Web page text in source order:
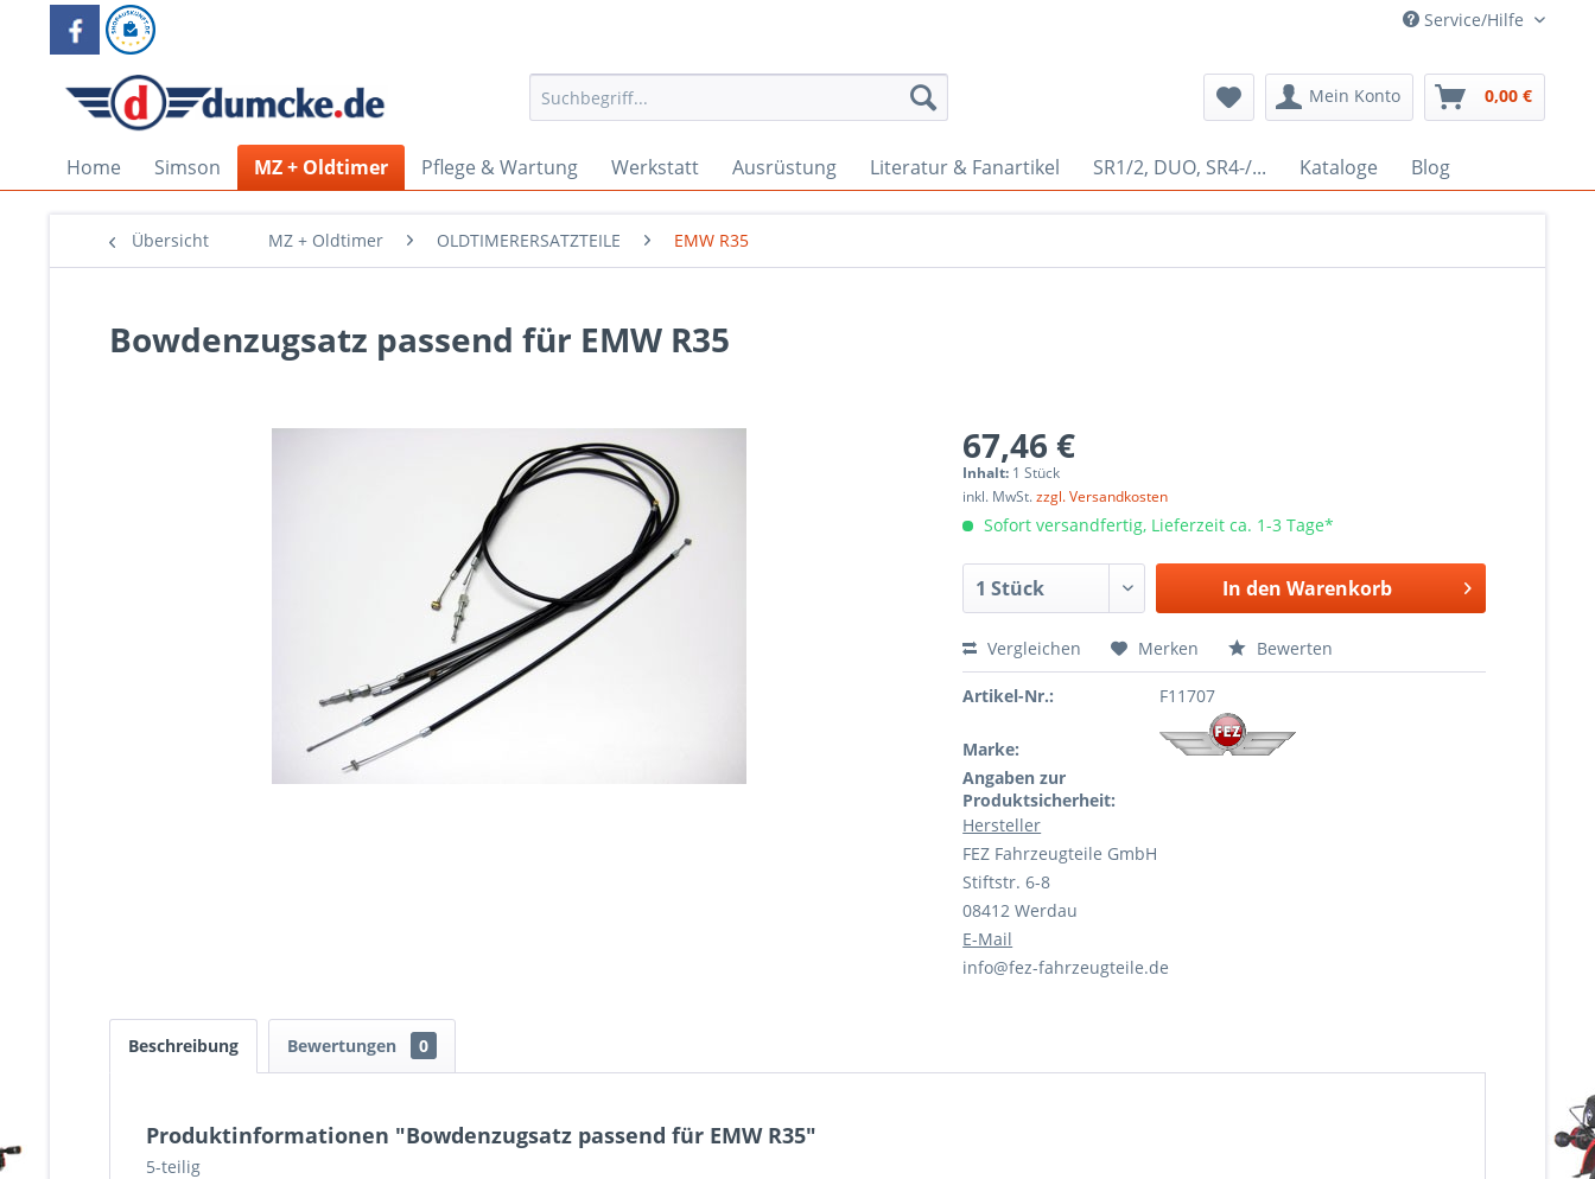
Service/Hilfe
Mein Konto 0,00 €
Home Simson MZ + Oldtimer Pflege & Wartung Werkstatt Ausrüstung Literatur & Fanartikel SR1/2, DUO, SR4-/... Kataloge Blog
Übersicht MZ + Oldtimer OLDTIMERERSATZTEILE EMW R35
Bowdenzugsatz passend für EMW R35
67,46 €
Inhalt: 1 Stück
inkl. MwSt.zzgl. Versandkosten
Sofort versandfertig, Lieferzeit ca. 1-3 Tage*
In den Warenkorb
Vergleichen Merken Bewerten
Artikel-Nr.: F11707
Marke:
Angaben zur
Produktsicherheit:
Hersteller
FEZ Fahrzeugteile GmbH
Stiftstr. 6-8
08412 Werdau
E-Mail
info@fez-fahrzeugteile.de
Beschreibung Bewertungen 0
Produktinformationen "Bowdenzugsatz passend für EMW R35"
5-teilig